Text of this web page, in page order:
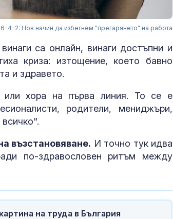
4-2: Нов начин да избегнем "прегарянето" на работа
са онлайн, винаги достъпни и
криза: изтощение, което бавно
и здравето.
или хора на първа линия. То се е
родители, мениджъри,
възстановяване. И точно тук идва
по-здравословен ритъм между
на труда в БългарияОряховица